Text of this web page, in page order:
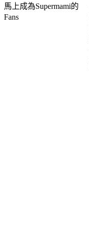
馬上成為Supermami的
Fans